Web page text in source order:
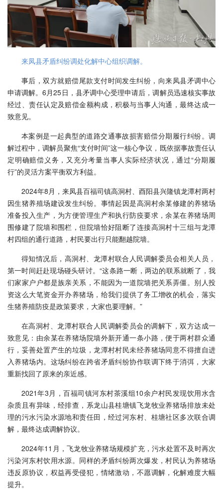
来凤县矛盾纠纷调处化解中心组织调解。
事后，双方就赔偿尾款支付时间发生纠纷，向来凤县矛调中心
申请调解。6月25日，县矛调中心受理申请后，调解员迅速核实事故
经过、责任认定及赔偿金额构成，积极与当事人沟通，最终达成一
致意见。
本案例是一起典型的道路交通事故损害赔偿分期履行纠纷。调
解过程中，调解员聚焦“支付时间”这一核心争议，既依据事故责任认
定明确赔偿义务，又充分考量当事人实际经济状况，通过“分期履
行”的灵活方案平衡双方利益。
2024年8月，来凤县百福司镇高洞村、酉阳县兴隆镇龙潭村两村
因生猪养殖场建设发生纠纷。事情起因是高洞村余某修建的养猪场
准备投入生产，为方便管理生产和执行防疫要求，余某在养猪场周
围修建了院墙和围栏，但院墙恰好阻断了连接高洞村十三组与龙潭
村四组的通行道路，村民要出行只能翻越院墙。
得知情况后，高洞村、龙潭村联合人民调解委员会相关人员，
第一时间赶赴现场碰头研讨。“这条路一断，两边的联系就断了，我
们家家户户都是族亲关系，不能因为一道院墙把关系弄僵。别人投
资这么大笔资金开办养猪场，给我们提供了务工增收的机会，落实
生猪养殖防疫是政策要求，大家也要理解。”
在高洞村、龙潭村联合人民调解委员会的调解下，双方达成一
致意见：由余某在养猪场院墙外新开通一条小路，便于两村群众通
行，妥善处置产生的垃圾，龙潭村村民未经养猪场同意不得擅自进
入养猪场内。这场纠纷在跨省矛盾纠纷协作联调下终于消弭，大家
重新找回了原来的亲近感。
2021年3月，百福司镇河东村茶溪组10余户村民发现饮用水含
杂质且有异味，经排查，系龙山县桂塘镇飞龙牧业养猪场排放未处
理的污水污染水源地和责任田，经过河东村、桂塘社区多次联合调
解，最终达成调解协议。
2024年11月，飞龙牧业养猪场规模扩充，污水处置不及时再次
污染河东村饮用水源。同样的矛盾纠纷两次爆发，村民认为养猪场
违反原协议，权益再受侵犯，情绪激动，不愿调解，化解难度大幅
提升。